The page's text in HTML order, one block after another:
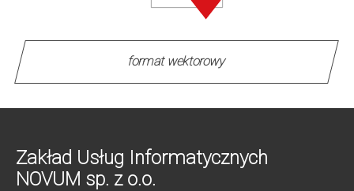
format wektorowy
Zakład Usług Informatycznych
NOVUM sp. z o.o.